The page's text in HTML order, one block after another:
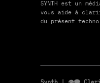
SYNTH est un
vous aide à
du présent